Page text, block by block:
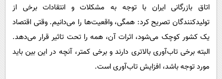
سرگرمی
فناوری
گوناگون
حوادث
پیامک
روانشناسی
آشپزی
اتاق بازرگانی ایران با توجه به مشکلات و انتقادات برخی از
تولیدکنندگان تصریح کرد: همگی، واقعیت‌ها را می‌دانیم. وقتی اقتصاد
یک کشور کوچک می‌شود، اثرات آن، همه را تحت تاثیر قرار می‌دهد.
البته برخی تاب‌آوری بالاتری دارند و برخی کمتر، آنچه در این بین باید
مورد توجه باشد، افزایش تاب‌آوری است.